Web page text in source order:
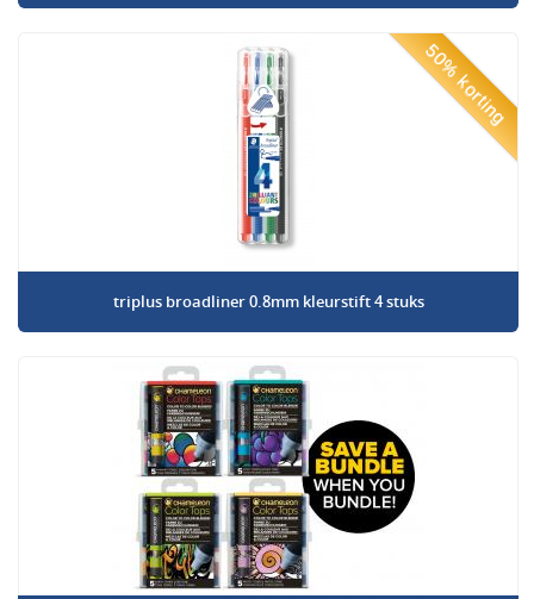
50% korting
triplus broadliner 0.8mm kleurstift 4 stuks